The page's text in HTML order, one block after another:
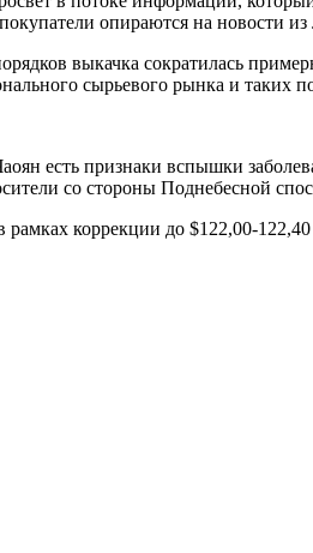
опираются на новости
выкачка сократилась
сырьевого рынка и таких
есть признаки вспышки
со стороны Поднебесной
коррекции до $122,00-